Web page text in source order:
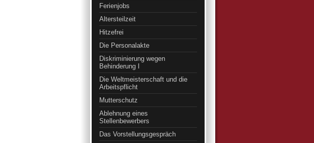
Ferienjobs
Altersteilzeit
Hitzefrei
Die Personalakte
Diskriminierung wegen
Behinderung I
Die Weltmeisterschaft und die
Arbeitspflicht
Mutterschutz
Ablehnung eines
Stellenbewerbers
Das Vorstellungsgespräch